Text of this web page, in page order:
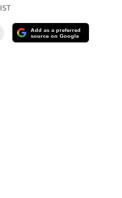
IST
Add as a preferred
source on Google